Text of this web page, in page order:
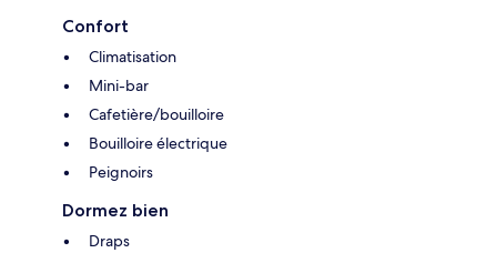
Confort
Climatisation
Mini-bar
Cafetière/bouilloire
Bouilloire électrique
Peignoirs
Dormez bien
Draps